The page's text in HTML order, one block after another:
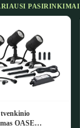
PASIRINKIMAI
OASE